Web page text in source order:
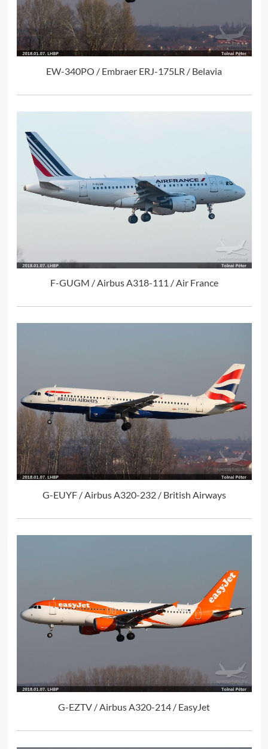
EW-340PO / Embraer ERJ-175LR / Belavia
F-GUGM / Airbus A318-111 / Air France
G-EUYF / Airbus A320-232 / British Airways
G-EZTV / Airbus A320-214 / EasyJet